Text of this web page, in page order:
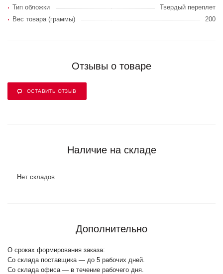
Тип обложки
Твердый переплет
Вес товара (граммы)
200
Отзывы о товаре
ОСТАВИТЬ ОТЗЫВ
Наличие на складе
Нет складов
Дополнительно
О сроках формирования заказа:
Со склада поставщика — до 5 рабочих дней.
Со склада офиса — в течение рабочего дня.